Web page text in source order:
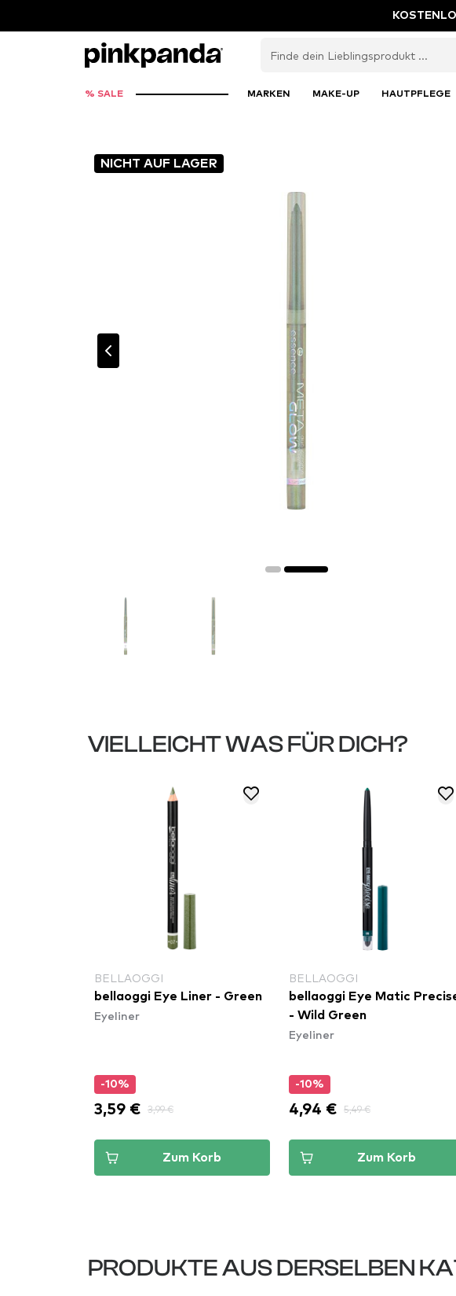
% SALE MARKEN MAKE-UP HAUTPFLEGE
NICHT AUF LAGER
VIELLEICHT WAS FÜR DICH?
BELLAOGGI
bellaoggi Eye Liner - Green
Eyeliner
-10%
3,59 € 3,99 €
Zum Korb
BELLAOGGI
bellaoggi Eye Matic
- Wild Green
Eyeliner
-10%
4,94 € 5,49 €
Zum Korb
PRODUKTE AUS DERSELBEN